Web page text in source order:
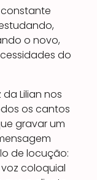
constante
o novo,
do
Lilian nos
os cantos
gravar um
de locução:
coloquial